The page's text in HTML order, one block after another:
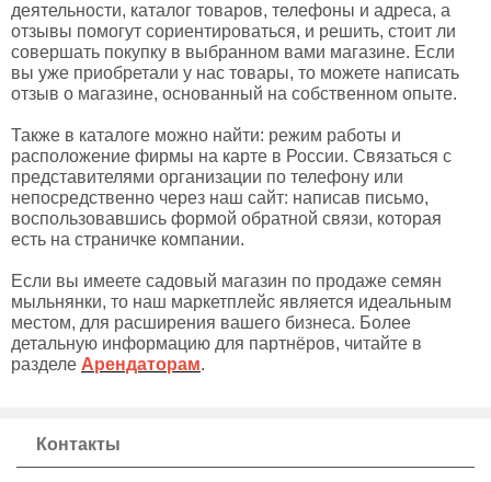
деятельности, каталог товаров, телефоны и адреса, а
отзывы помогут сориентироваться, и решить, стоит ли
совершать покупку в выбранном вами магазине. Если
вы уже приобретали у нас товары, то можете написать
отзыв о магазине, основанный на собственном опыте.
Также в каталоге можно найти: режим работы и
расположение фирмы на карте в России. Связаться с
представителями организации по телефону или
непосредственно через наш сайт: написав письмо,
воспользовавшись формой обратной связи, которая
есть на страничке компании.
Если вы имеете садовый магазин по продаже семян
мыльнянки, то наш маркетплейс является идеальным
местом, для расширения вашего бизнеса. Более
детальную информацию для партнёров, читайте в
разделе Арендаторам.
Контакты